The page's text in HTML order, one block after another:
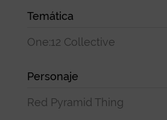
Temática
One:12 Collective
Personaje
Red Pyramid Thing